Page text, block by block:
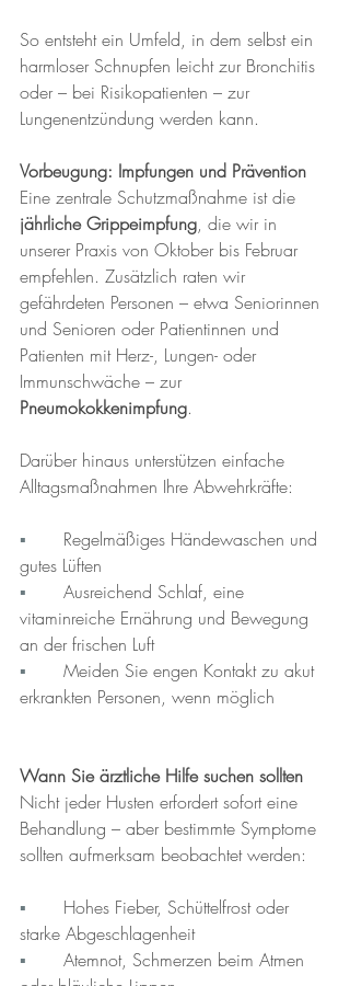
So entsteht ein Umfeld, in dem selbst ein
harmloser Schnupfen leicht zur Bronchitis
oder – bei Risikopatienten – zur
Lungenentzündung werden kann.
Vorbeugung: Impfungen und Prävention
Eine zentrale Schutzmaßnahme ist die
jährliche Grippeimpfung, die wir in
unserer Praxis von Oktober bis Februar
empfehlen. Zusätzlich raten wir
gefährdeten Personen – etwa Seniorinnen
und Senioren oder Patientinnen und
Patienten mit Herz-, Lungen- oder
Immunschwäche – zur
Pneumokokkenimpfung.
Darüber hinaus unterstützen einfache
Alltagsmaßnahmen Ihre Abwehrkräfte:
Regelmäßiges Händewaschen und
gutes Lüften
Ausreichend Schlaf, eine
vitaminreiche Ernährung und Bewegung
an der frischen Luft
Meiden Sie engen Kontakt zu akut
erkrankten Personen, wenn möglich
Wann Sie ärztliche Hilfe suchen sollten
Nicht jeder Husten erfordert sofort eine
Behandlung – aber bestimmte Symptome
sollten aufmerksam beobachtet werden:
Hohes Fieber, Schüttelfrost oder
starke Abgeschlagenheit
Atemnot, Schmerzen beim Atmen